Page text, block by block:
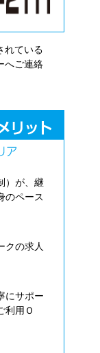
れている
へご連絡
）が、継
のペース
クの求人
にサポー
利用Ｏ